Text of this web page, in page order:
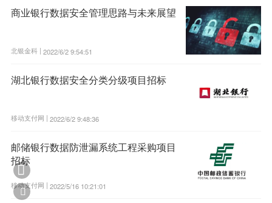
商业银行数据安全管理思路与未来展望
北银金科 | 2022/6/2 9:54:51
湖北银行数据安全分类分级项目招标
移动支付网 | 2022/6/2 9:48:36
邮储银行数据防泄漏系统工程采购项目
招标
移动支付网 | 2022/5/16 10:21:01

